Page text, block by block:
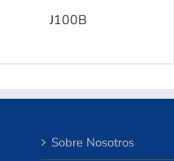
J100B
Sobre Nosotros